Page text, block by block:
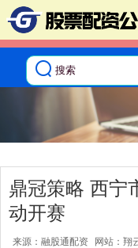
鼎冠策略 西宁
动开赛
来源：融股通配资 网站：翔